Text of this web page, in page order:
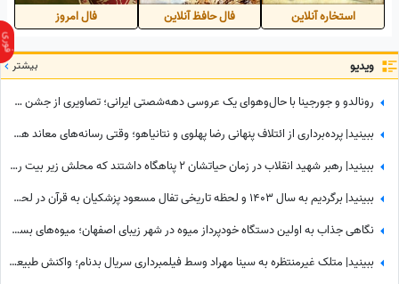
استخاره آنلاین فال حافظ آنلاین فال امروز
ویدیو بیشتر
رونالدو و جورجینا با حال‌وهوای یک عروسی دهه‌شصتی ایرانی؛ تصاویری از جشن عروسی ستاره فوتبال با حضور هالند، امباپه و مسی که همه را غافلگیر کرد!
ببینید| پرده‌برداری از ائتلاف پنهانی رضا پهلوی و نتانیاهو؛ وقتی رسانه‌های معاند هم به بی‌عرضگی اپوزیسیون اعتراف می‌کنند!
ببینید| رهبر شهید انقلاب در زمان حیاتشان 2 پناهگاه داشتند که محلش زیر بیت رهبری نبود، یکی از آنها در ...
ببینید| برگردیم به سال 1403 و لحظه تاریخی تفال مسعود پزشکیان به قرآن در لحظه ورود به ریاست جمهوری؛ نمایش آیات در حضور مخبر و پدر داماد رهبر شهید انقلاب
نگاهی جذاب به اولین دستگاه خودپرداز میوه در شهر زیبای اصفهان؛ میوه‌های بسته بندی شده و خوش‌رنگ فقط با یه کارت کشیدن به دستتون میرسه+ویدیو/ عجب تکنولوژی باحالی😍
ببینید| متلک غیرمنتظره به سینا مهراد وسط فیلمبرداری سریال بدنام؛ واکنش طبیعی او همه را غافلگیر کرد